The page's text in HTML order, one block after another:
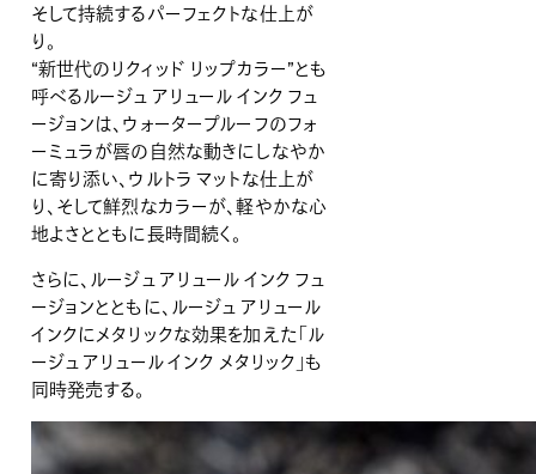
そして持続するパーフェクトな仕上が
り。
“新世代のリクィッド リップカラー”とも
呼べるルージュ アリュール インク フュ
ージョンは、ウォータープルーフのフォ
ーミュラが唇の自然な動きにしなやか
に寄り添い、ウルトラ マットな仕上が
り、そして鮮烈なカラーが、軽やかな心
地よさとともに長時間続く。
さらに、ルージュ アリュール インク フュ
ージョンとともに、ルージュ アリュール
インクにメタリックな効果を加えた「ル
ージュ アリュール インク メタリック」も
同時発売する。